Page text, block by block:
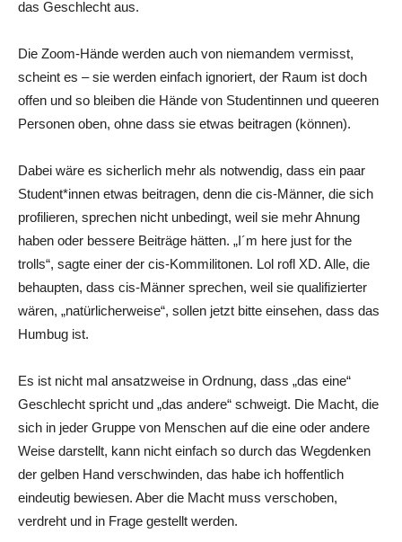
das Geschlecht aus.
Die Zoom-Hände werden auch von niemandem vermisst,
scheint es – sie werden einfach ignoriert, der Raum ist doch
offen und so bleiben die Hände von Studentinnen und queeren
Personen oben, ohne dass sie etwas beitragen (können).
Dabei wäre es sicherlich mehr als notwendig, dass ein paar
Student*innen etwas beitragen, denn die cis-Männer, die sich
profilieren, sprechen nicht unbedingt, weil sie mehr Ahnung
haben oder bessere Beiträge hätten. „I´m here just for the
trolls“, sagte einer der cis-Kommilitonen. Lol rofl XD. Alle, die
behaupten, dass cis-Männer sprechen, weil sie qualifizierter
wären, „natürlicherweise“, sollen jetzt bitte einsehen, dass das
Humbug ist.
Es ist nicht mal ansatzweise in Ordnung, dass „das eine“
Geschlecht spricht und „das andere“ schweigt. Die Macht, die
sich in jeder Gruppe von Menschen auf die eine oder andere
Weise darstellt, kann nicht einfach so durch das Wegdenken
der gelben Hand verschwinden, das habe ich hoffentlich
eindeutig bewiesen. Aber die Macht muss verschoben,
verdreht und in Frage gestellt werden.